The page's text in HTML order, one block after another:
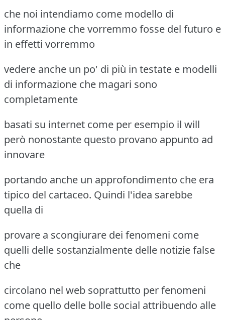
che noi intendiamo come modello di
informazione che vorremmo fosse del futuro e
in effetti vorremmo
vedere anche un po' di più in testate e modelli
di informazione che magari sono
completamente
basati su internet come per esempio il will
però nonostante questo provano appunto ad
innovare
portando anche un approfondimento che era
tipico del cartaceo. Quindi l'idea sarebbe
quella di
provare a scongiurare dei fenomeni come
quelli delle sostanzialmente delle notizie false
che
circolano nel web soprattutto per fenomeni
come quello delle bolle social attribuendo alle